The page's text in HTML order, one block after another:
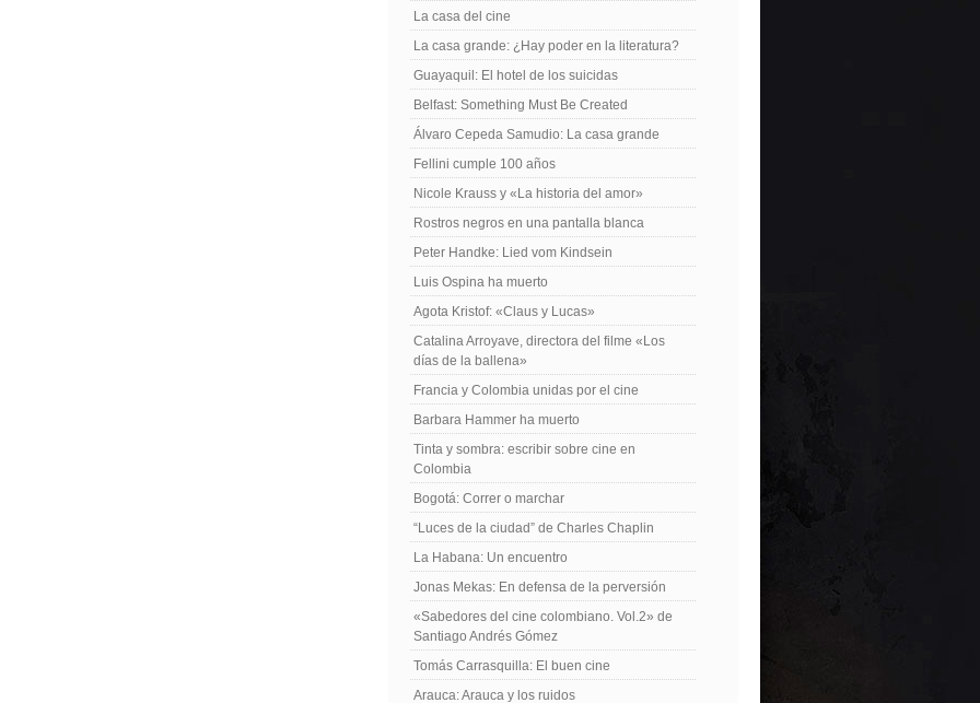
La casa del cine
La casa grande: ¿Hay poder en la literatura?
Guayaquil: El hotel de los suicidas
Belfast: Something Must Be Created
Álvaro Cepeda Samudio: La casa grande
Fellini cumple 100 años
Nicole Krauss y «La historia del amor»
Rostros negros en una pantalla blanca
Peter Handke: Lied vom Kindsein
Luis Ospina ha muerto
Agota Kristof: «Claus y Lucas»
Catalina Arroyave, directora del filme «Los
días de la ballena»
Francia y Colombia unidas por el cine
Barbara Hammer ha muerto
Tinta y sombra: escribir sobre cine en
Colombia
Bogotá: Correr o marchar
“Luces de la ciudad” de Charles Chaplin
La Habana: Un encuentro
Jonas Mekas: En defensa de la perversión
«Sabedores del cine colombiano. Vol.2» de
Santiago Andrés Gómez
Tomás Carrasquilla: El buen cine
Arauca: Arauca y los ruidos